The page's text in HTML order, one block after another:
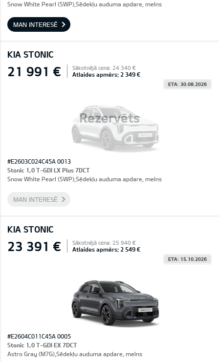
Snow White Pearl (SWP),Sēdekļu auduma apdare, melns
MAN INTERESĒ
KIA STONIC
Rezervēts
21 991 € Sākotnējā cena: 24 340 €
Atlaides apmērs: 2 349 €
ETA: 30.08.2026
#E2603C024C45A 0013
Stonic 1,0 T-GDI LX Plus 7DCT
Snow White Pearl (SWP),Sēdekļu auduma apdare, melns
MAN INTERESĒ
KIA STONIC
23 391 € Sākotnējā cena: 25 940 €
Atlaides apmērs: 2 549 €
ETA: 15.10.2026
#E2604C011C45A 0005
Stonic 1,0 T-GDI EX 7DCT
Astro Gray (M7G),Sēdekļu auduma apdare, melns